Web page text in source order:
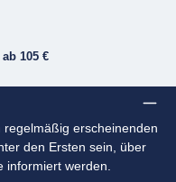
105 €
erscheinenden
den Ersten sein, über
informiert werden.